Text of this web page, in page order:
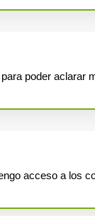
poder aclarar
acceso a los